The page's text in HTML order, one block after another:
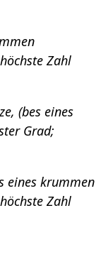
Zahl
(bes eines
Grad;
eines krummen
Zahl